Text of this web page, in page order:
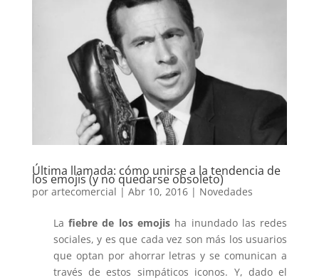
Última llamada: cómo unirse a la tendencia de
los emojis (y no quedarse obsoleto)
por artecomercial | Abr 10, 2016| Novedades
Lafiebre de los emojis ha inundado las redes
sociales, y es que cada vez son más los usuarios
que optan por ahorrar letras y se comunican a
través de estos simpáticos iconos. Y, dado el